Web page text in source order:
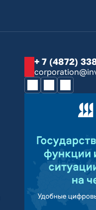
+ 7 (4872)